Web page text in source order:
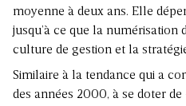
moyenne à deux ans. Elle
jusqu’à ce que la numérisation
culture de gestion et la
Similaire à la tendance qui a
des années 2000, à se doter